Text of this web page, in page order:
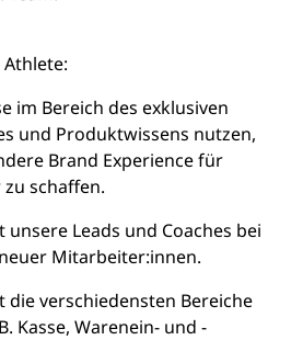
Athlete:
im Bereich des exklusiven
und Produktwissens nutzen,
Brand Experience für
schaffen.
Leads und Coaches bei
Mitarbeiter:innen.
verschiedensten Bereiche
Kasse, Warenein- und -